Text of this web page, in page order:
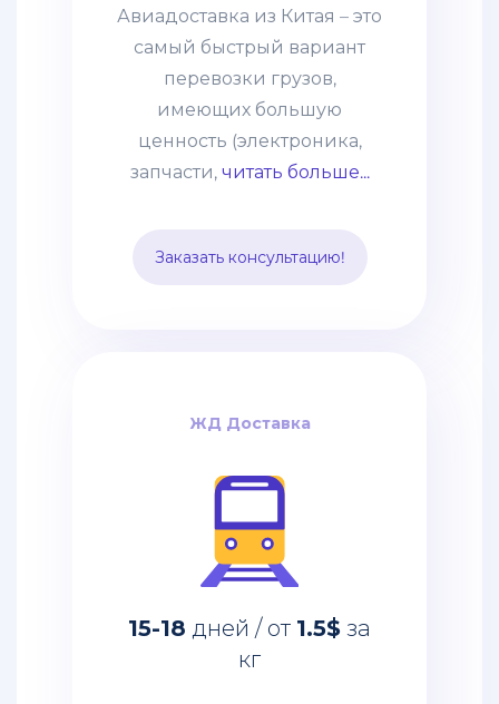
Авиадоставка из Китая – это
самый быстрый вариант
перевозки грузов,
имеющих большую
ценность (электроника,
запчасти, читать больше...
Заказать консультацию!
оборудование и т. п.)
грузов. Этот способ
выбирают компании со
взвешенным подходом к
наполнению склада и те,
кому нужно получить
Цена устанавливается,
таможенное оформление.
ЖД Доставка
15-18 дней / от 1.5$ за
кг
ЖД Доставка
дней / от
кг
Использование
транспорта при
организации перевозок из